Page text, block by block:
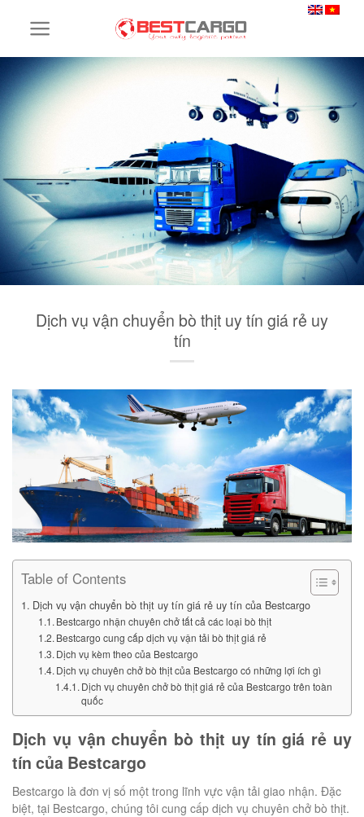
Dịch vụ vận chuyển bò thịt uy tín giá rẻ uy
tín
Table of Contents
Dịch vụ vận chuyển bò thịt uy tín giá rẻ uy tín của Bestcargo
Bestcargo nhận chuyên chở tất cả các loại bò thịt
Bestcargo cung cấp dịch vụ vận tải bò thịt giá rẻ
Dịch vụ kèm theo của Bestcargo
Dịch vụ chuyên chở bò thịt của Bestcargo có những lợi ích gì
Dịch vụ chuyên chở bò thịt giá rẻ của Bestcargo trên toàn
quốc
Dịch vụ vận chuyển bò thịt uy tín giá rẻ uy
tín của Bestcargo
Bestcargo là đơn vị số một trong lĩnh vực vận tải giao nhận. Đặc
biệt, tại Bestcargo, chúng tôi cung cấp dịch vụ chuyên chở bò thịt.